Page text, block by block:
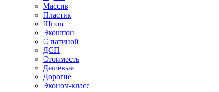
Массив
Пластик
Шпон
Экошпон
С патиной
ДСП
Стоимость
Дешевые
Дорогие
Эконом-класс